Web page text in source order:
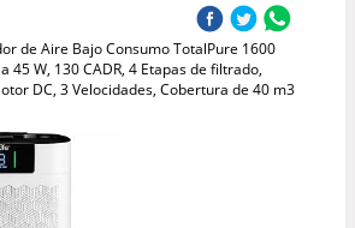
de Aire Bajo Consumo TotalPure 1600
45 W, 130 CADR, 4 Etapas de filtrado,
DC, 3 Velocidades, Cobertura de 40 m3